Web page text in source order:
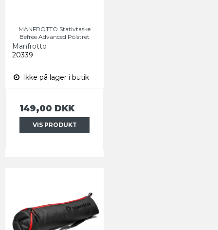
MANFROTTO Stativtaske
Befree Advanced Polstret
Manfrotto
20339
Ikke på lager i butik
149,00 DKK
VIS PRODUKT